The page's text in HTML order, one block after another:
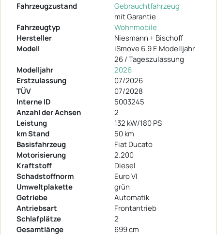
Fahrzeugzustand
Gebrauchtfahrzeug
mit Garantie
Fahrzeugtyp
Wohnmobile
Hersteller
Niesmann + Bischoff
Modell
iSmove 6.9 E Modelljahr
26 / Tageszulassung
Modelljahr
2026
Erstzulassung
07/2026
TÜV
07/2028
Interne ID
5003245
Anzahl der Achsen
2
Leistung
132 kW/180 PS
km Stand
50 km
Basisfahrzeug
Fiat Ducato
Motorisierung
2.200
Kraftstoff
Diesel
Schadstoffnorm
Euro VI
Umweltplakette
grün
Getriebe
Automatik
Antriebsart
Frontantrieb
Schlafplätze
2
Gesamtlänge
699 cm